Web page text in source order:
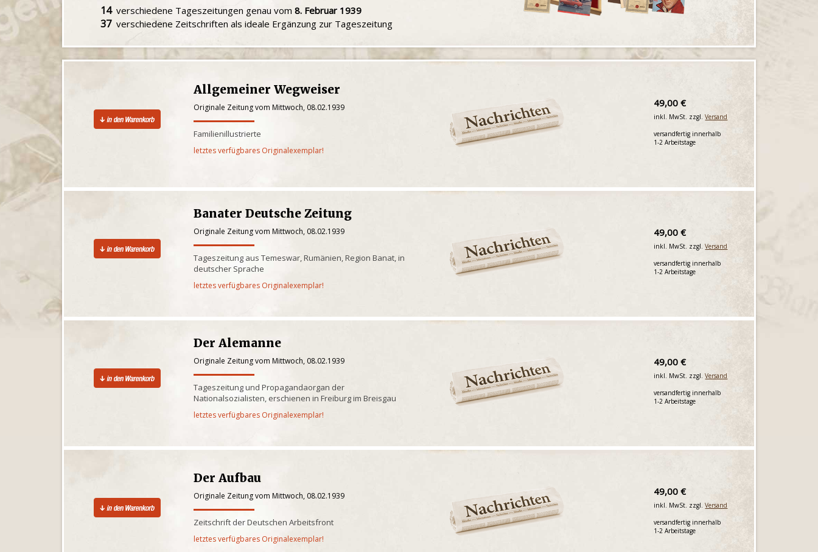
14verschiedene Tageszeitungen genau vom8. Februar 1939
37verschiedene Zeitschriften als ideale Ergänzung zur Tageszeitung
Allgemeiner Wegweiser
Originale Zeitung vom Mittwoch, 08.02.1939
Familienillustrierte
letztes verfügbares Originalexemplar!
49,00 €
inkl. MwSt. zzgl.Versand
versandfertig innerhalb
1-2 Arbeitstage
Banater Deutsche Zeitung
Originale Zeitung vom Mittwoch, 08.02.1939
Tageszeitung aus Temeswar, Rumänien, Region Banat, in
deutscher Sprache
letztes verfügbares Originalexemplar!
49,00 €
inkl. MwSt. zzgl.Versand
versandfertig innerhalb
1-2 Arbeitstage
Der Alemanne
Originale Zeitung vom Mittwoch, 08.02.1939
Tageszeitung und Propagandaorgan der
Nationalsozialisten, erschienen in Freiburg im Breisgau
letztes verfügbares Originalexemplar!
49,00 €
inkl. MwSt. zzgl.Versand
versandfertig innerhalb
1-2 Arbeitstage
Der Aufbau
Originale Zeitung vom Mittwoch, 08.02.1939
Zeitschrift der Deutschen Arbeitsfront
letztes verfügbares Originalexemplar!
49,00 €
inkl. MwSt. zzgl.Versand
versandfertig innerhalb
1-2 Arbeitstage